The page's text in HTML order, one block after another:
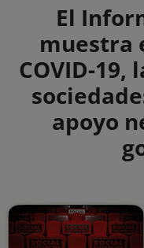
Summary
El
muestra
COVID-19,
apoyo